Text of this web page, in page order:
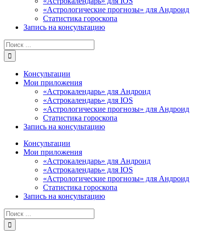
«Астрологические прогнозы» для Андроид
Статистика гороскопа
Запись на консультацию
Результат
поиска:
Консультации
Мои приложения
«Астрокалендарь» для Андроид
«Астрокалендарь» для IOS
«Астрологические прогнозы» для Андроид
Статистика гороскопа
Запись на консультацию
Консультации
Мои приложения
«Астрокалендарь» для Андроид
«Астрокалендарь» для IOS
«Астрологические прогнозы» для Андроид
Статистика гороскопа
Запись на консультацию
Результат
поиска: